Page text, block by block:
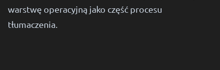
warstwę operacyjną jako część procesu
tłumaczenia.